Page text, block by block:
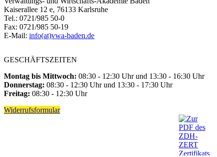
Kaiserallee 12 e, 76133 Karlsruhe
Tel.: 0721/985 50-0
Fax: 0721/985 50-19
E-Mail: info(at)vwa-baden.de
GESCHÄFTSZEITEN
Montag bis Mittwoch: 08:30 - 12:30 Uhr und 13:30 - 16:30 Uhr
Donnerstag: 08:30 - 12:30 Uhr und 13:30 - 17:30 Uhr
Freitag: 08:30 - 12:30 Uhr
Widerrufsformular